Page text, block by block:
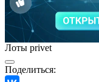
Лоты privet
Поделиться: